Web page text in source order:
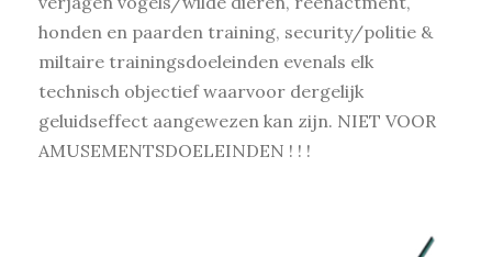
honden en paarden training, security/politie &
miltaire trainingsdoeleinden evenals elk
technisch objectief waarvoor dergelijk
geluidseffect aangewezen kan zijn. NIET VOOR
AMUSEMENTSDOELEINDEN ! ! !